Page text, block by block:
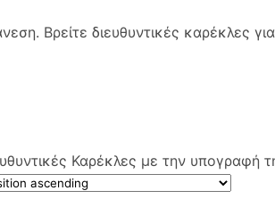
Βρείτε διευθυντικές καρέκλες
Καρέκλες με την υπογραφή